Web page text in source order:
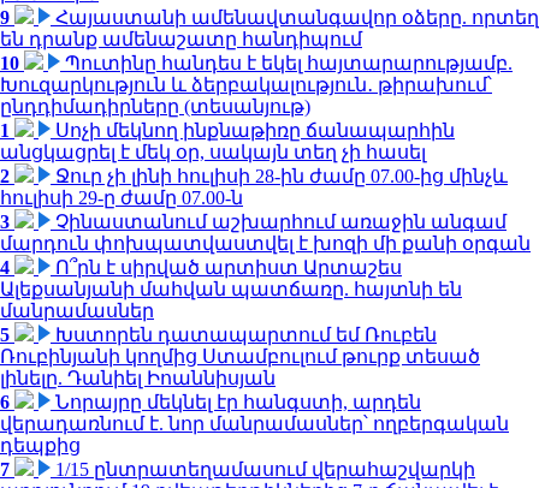
9
Հայաստանի ամենավտանգավոր օձերը. որտեղ
են դրանք ամենաշատը հանդիպում
10
Պուտինը հանդես է եկել հայտարարությամբ.
Խուզարկություն և ձերբակալություն․ թիրախում՝
ընդդիմադիրները (տեսանյութ)
1
Սոչի մեկնող ինքնաթիռը ճանապարհին
անցկացրել է մեկ օր, սակայն տեղ չի հասել
2
Ջուր չի լինի հուլիսի 28-ին ժամը 07.00-ից մինչև
հուլիսի 29-ը ժամը 07.00-ն
3
Չինաստանում աշխարհում առաջին անգամ
մարդուն փոխպատվաստվել է խոզի մի քանի օրգան
4
Ո՞րն է սիրված արտիստ Արտաշես
Ալեքսանյանի մահվան պատճառը. հայտնի են
մանրամասներ
5
Խստորեն դատապարտում եմ Ռուբեն
Ռուբինյանի կողմից Ստամբուլում թուրք տեսած
լինելը. Դանիել Իոաննիսյան
6
Նորայրը մեկնել էր հանգստի, արդեն
վերադառնում է. նոր մանրամասներ՝ ողբերգական
դեպքից
7
1/15 ընտրատեղամասում վերահաշվարկի